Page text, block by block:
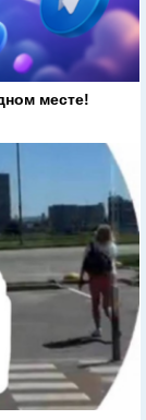
месте!